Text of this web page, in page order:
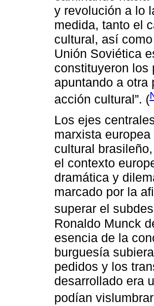
y revolución a lo
medida, tanto el
cultural, así
Unión Soviética
constituyeron los
apuntando a otra
acción cultural”. (
Los ejes
marxista
cultural
el contexto
dramática y
marcado por la
superar el
Ronaldo Munck
esencia de la
burguesía
pedidos y los
desarrollado era
podían